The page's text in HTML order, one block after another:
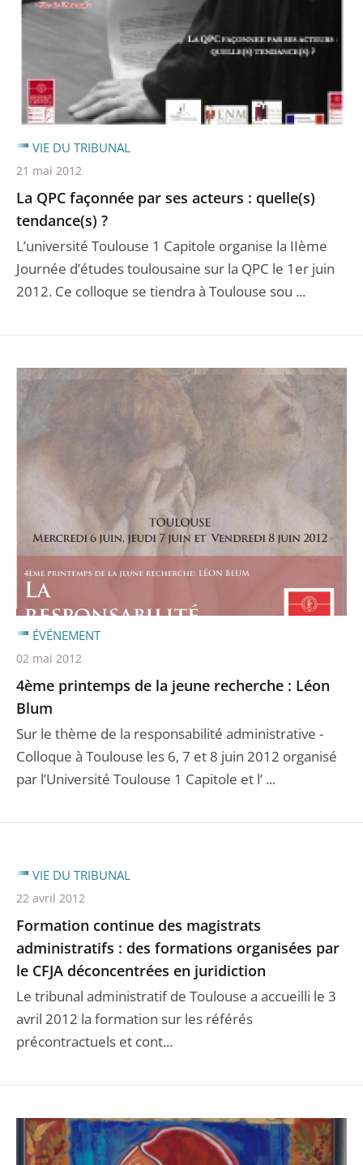
La QPC façonnée par ses acteurs : quelle(s)
tendance(s) ?
L’université Toulouse 1 Capitole organise la IIème
Journée d’études toulousaine sur la QPC le 1er juin
2012. Ce colloque se tiendra à Toulouse sou ...
VIE DU TRIBUNAL
21 mai 2012
4ème printemps de la jeune recherche : Léon
Blum
Sur le thème de la responsabilité administrative -
Colloque à Toulouse les 6, 7 et 8 juin 2012 organisé
par l’Université Toulouse 1 Capitole et l’ ...
ÉVÉNEMENT
02 mai 2012
Formation continue des magistrats
administratifs : des formations organisées par
le CFJA déconcentrées en juridiction
Le tribunal administratif de Toulouse a accueilli le 3
avril 2012 la formation sur les référés
précontractuels et cont...
VIE DU TRIBUNAL
22 avril 2012